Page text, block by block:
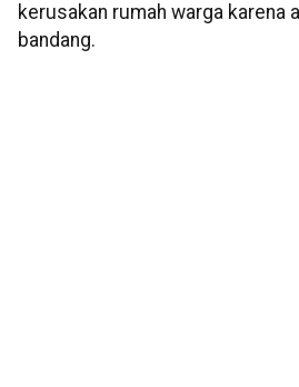
kerusakan rumah warga karena
bandang.